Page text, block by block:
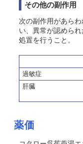
その他の副作用
次の副作用があら
い、異常が認めら
処置を行うこと。
過敏症
肝臓
薬価